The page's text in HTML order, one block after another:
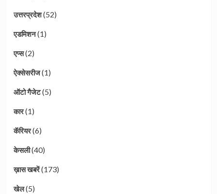
उत्तरप्रदेश(52)
एडमिशन(1)
एप्स(2)
ऐक्सेसरीज(1)
ऑटो गैजेट(5)
कार(1)
कॅरियर(6)
केसली(40)
ख़ास खबरें(173)
खेल(5)